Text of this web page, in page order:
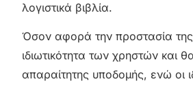
λογιστικά βιβλία.
Όσον αφορά την προστασία της
ιδιωτικότητα των χρηστών
απαραίτητης υποδομής, ενώ οι